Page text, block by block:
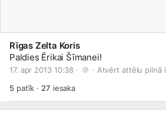
Rīgas Zelta Koris
Paldies Ērikai Šīmanei!
17. apr 2013 10:38 · · Atvērt attēlu pilnā
5patīk · 27 iesaka